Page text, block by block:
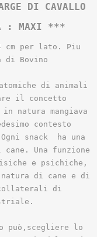
DI CAVALLO
: MAXI ***
cm per lato. Piu
Bovino
di animali
il concetto
natura mangiava
contesto
snack
ha una
cane. Una funzione
e psichiche,
natura di cane e di
di
può,scegliere lo